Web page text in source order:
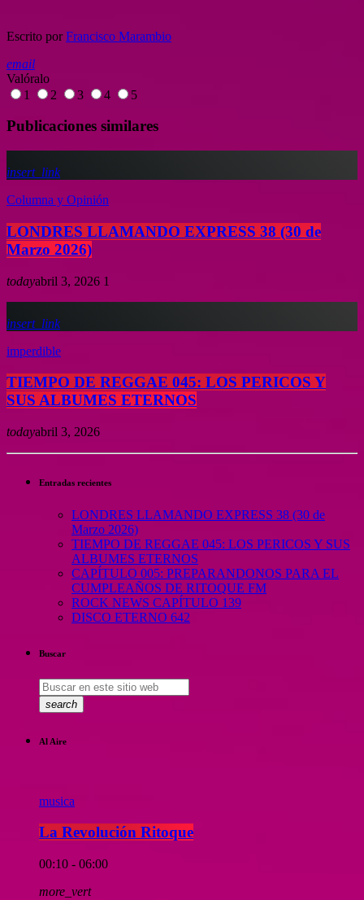
Escrito porFrancisco Marambio
email
Valóralo
1
2 3 4 5
Publicaciones similares
insert_link
Columna y Opinión
LONDRES LLAMANDO EXPRESS 38 (30 de
Marzo 2026)
todayabril 3, 2026 1
insert_link
imperdible
TIEMPO DE REGGAE 045: LOS PERICOS Y
SUS ALBUMES ETERNOS
todayabril 3, 2026
Entradas recientes
LONDRES LLAMANDO EXPRESS 38 (30 de
Marzo 2026)
TIEMPO DE REGGAE 045: LOS PERICOS Y SUS
ALBUMES ETERNOS
CAPÍTULO 005: PREPARANDONOS PARA EL
CUMPLEAÑOS DE RITOQUE FM
ROCK NEWS CAPÍTULO 139
DISCO ETERNO 642
Buscar
search
Al Aire
musica
La Revolución Ritoque
00:10 - 06:00
more_vert